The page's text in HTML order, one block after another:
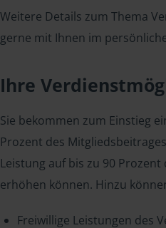
Weitere Details zum Thema
gerne mit Ihnen im
Ihre
Sie bekommen zum Einstieg
Prozent des
Leistung auf bis zu 90
erhöhen können. Hinzu
Freiwillige Leistungen des